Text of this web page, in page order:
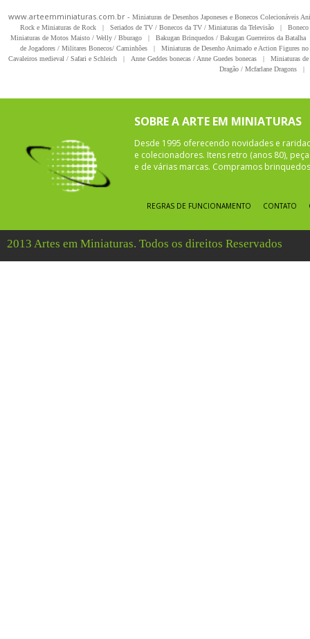
www.arteemminiaturas.com.br - Miniaturas de Desenhos Japoneses e Bonecos Colecionáveis
Rock e Miniaturas de Rock
| Seriados de TV / Bonecos da TV / Miniaturas da Televisão |
Miniaturas de Motos Maisto / Welly / Bburago
| Bakugan Brinquedos / Bakugan Guerreiros da Batalha
de Jogadores / Militares Bonecos/ Caminhões
|
Miniaturas de Desenho Animado e Action Figures
Cavaleiros medieval / Safari e Schleich
| Anne Geddes bonecas / Anne Guedes bonecas |
Miniaturas
Dragão / Mcfarlane Dragons
|
SOBRE A ARTE EM MINIATURAS
Desde 1995 oferecendo novidades e
e colecionadores. Itens retro (anos 80),
e de várias marcas. Compramos
REGRAS DE FUNCIONAMENTO CONTATO
2013 Artes em Miniaturas. Todos os direitos Reservados